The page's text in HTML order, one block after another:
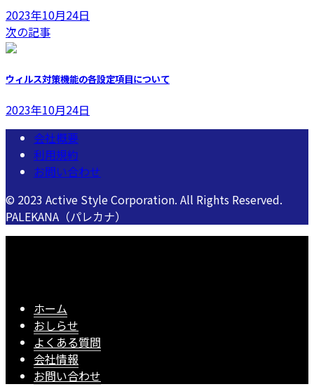
2023年10月24日
次の記事
ウィルス対策機能の各設定項目について
2023年10月24日
会社概要
利用規約
お問い合わせ
© 2023 Active Style Corporation. All Rights Reserved.
PALEKANA（パレカナ）
ホーム
おしらせ
よくある質問
会社情報
お問い合わせ